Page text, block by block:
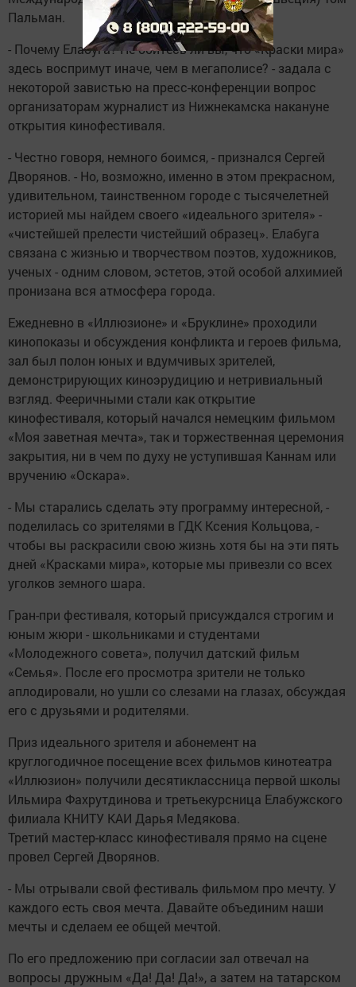
Пальман.
- Почему Елабуга? Не боитесь ли вы, что «Краски мира»
здесь воспримут иначе, чем в мегаполисе? - задала с
некоторой завистью на пресс-конференции вопрос
организаторам журналист из Нижнекамска накануне
открытия кинофестиваля.
- Честно говоря, немного боимся, - признался Сергей
Дворянов. - Но, возможно, именно в этом прекрасном,
удивительном, таинственном городе с тысячелетней
историей мы найдем своего «идеального зрителя» -
«чистейшей прелести чистейший образец». Елабуга
связана с жизнью и творчеством поэтов, художников,
ученых - одним словом, эстетов, этой особой алхимией
пронизана вся атмосфера города.
Ежедневно в «Иллюзионе» и «Бруклине» проходили
кинопоказы и обсуждения конфликта и героев фильма,
зал был полон юных и вдумчивых зрителей,
демонстрирующих киноэрудицию и нетривиальный
взгляд. Фееричными стали как открытие
кинофестиваля, который начался немецким фильмом
«Моя заветная мечта», так и торжественная церемония
закрытия, ни в чем по духу не уступившая Каннам или
вручению «Оскара».
- Мы старались сделать эту программу интересной, -
поделилась со зрителями в ГДК Ксения Кольцова, -
чтобы вы раскрасили свою жизнь хотя бы на эти пять
дней «Красками мира», которые мы привезли со всех
уголков земного шара.
Гран-при фестиваля, который присуждался строгим и
юным жюри - школьниками и студентами
«Молодежного совета», получил датский фильм
«Семья». После его просмотра зрители не только
аплодировали, но ушли со слезами на глазах, обсуждая
его с друзьями и родителями.
Приз идеального зрителя и абонемент на
круглогодичное посещение всех фильмов кинотеатра
«Иллюзион» получили десятиклассница первой школы
Ильмира Фахрутдинова и третьекурсница Елабужского
филиала КНИТУ КАИ Дарья Медякова.
Третий мастер-класс кинофестиваля прямо на сцене
провел Сергей Дворянов.
- Мы отрывали свой фестиваль фильмом про мечту. У
каждого есть своя мечта. Давайте объединим наши
мечты и сделаем ее общей мечтой.
По его предложению при согласии зал отвечал на
вопросы дружным «Да! Да! Да!», а затем на татарском